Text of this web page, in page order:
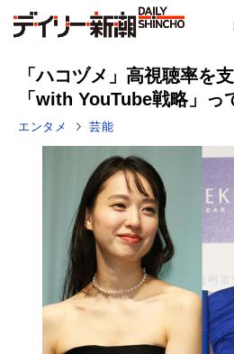
「ハコヅメ」高視聴率を
「with YouTube戦略」っ
エンタメ 芸能